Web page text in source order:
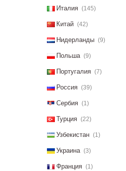
Италия (145)
Китай (42)
Нидерланды (9)
Польша (9)
Португалия (7)
Россия (39)
Сербия (1)
Турция (22)
Узбекистан (1)
Украина (3)
Франция (1)